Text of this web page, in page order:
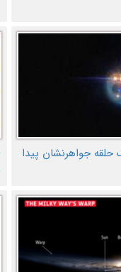
جواهرنشان پیدا